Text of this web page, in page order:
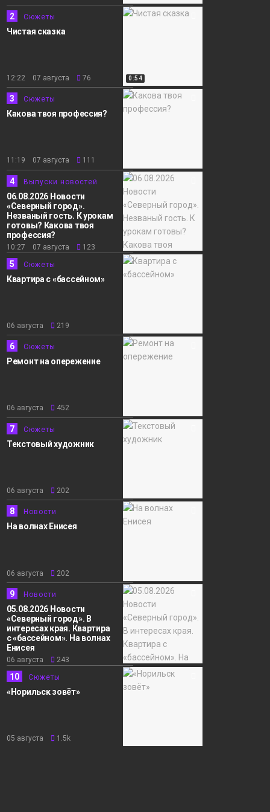
0:54
2 Сюжеты
Чистая сказка
12:22 07 августа 76
3 Сюжеты
Какова твоя профессия?
11:19 07 августа 111
4 Выпуски новостей
06.08.2026 Новости
«Северный город».
Незваный гость. К урокам
готовы? Какова твоя
профессия?
10:27 07 августа 123
5 Сюжеты
Квартира с «бассейном»
06 августа 219
6 Сюжеты
Ремонт на опережение
06 августа 452
7 Сюжеты
Текстовый художник
06 августа 202
8 Новости
На волнах Енисея
06 августа 202
9 Новости
05.08.2026 Новости
«Северный город». В
интересах края. Квартира
с «бассейном». На волнах
Енисея
06 августа 243
10 Сюжеты
«Норильск зовёт»
05 августа 1.5k